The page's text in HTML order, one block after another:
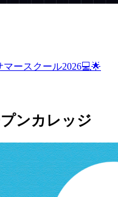
ースクール2026💻🌟
ンカレッジ